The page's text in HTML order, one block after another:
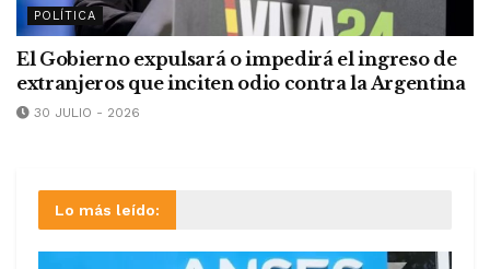
POLÍTICA
El Gobierno expulsará o impedirá el ingreso de
extranjeros que inciten odio contra la Argentina
30 JULIO - 2026
Lo más leído: